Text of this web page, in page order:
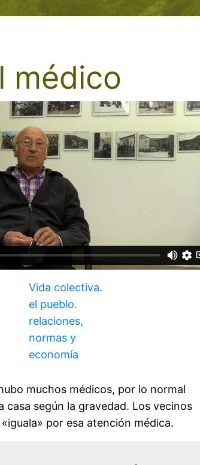
médico
Vida colectiva.
el pueblo.
relaciones,
normas y
economía
muchos médicos, por lo normal
casa según la gravedad. Los vecinos
por esa atención médica.